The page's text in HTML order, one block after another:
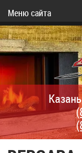
Меню сайта